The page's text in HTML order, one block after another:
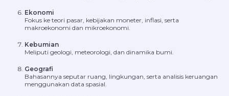
Ekonomi
Fokus ke teori pasar, kebijakan moneter, inflasi, serta
makroekonomi dan mikroekonomi.
Kebumian
Meliputi geologi, meteorologi, dan dinamika bumi.
Geografi
Bahasannya seputar ruang, lingkungan, serta analisis keruangan
menggunakan data spasial.